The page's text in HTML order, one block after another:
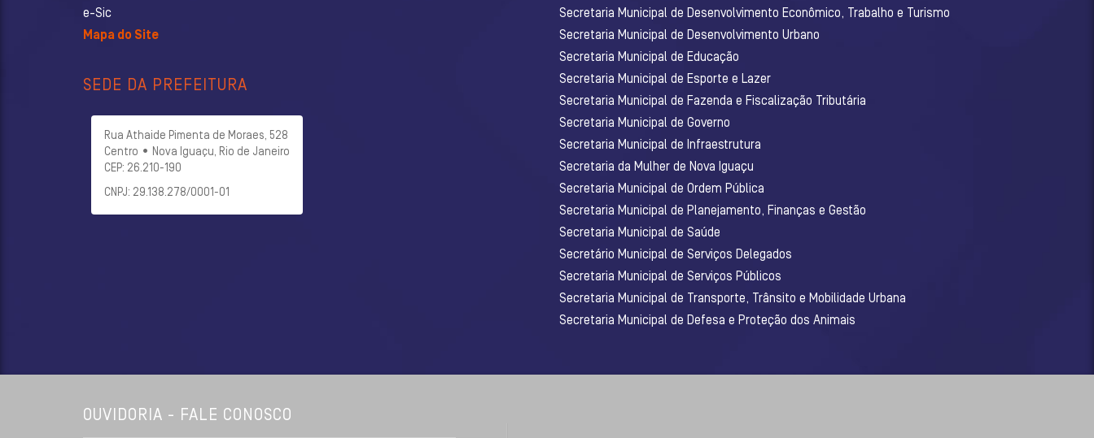
e-Sic
Mapa do Site
SEDE DA PREFEITURA
Rua Athaide Pimenta de Moraes, 528
Centro • Nova Iguaçu, Rio de Janeiro
CEP: 26.210-190
CNPJ: 29.138.278/0001-01
Secretaria Municipal de Desenvolvimento Econômico, Trabalho e Turismo
Secretaria Municipal de Desenvolvimento Urbano
Secretaria Municipal de Educação
Secretaria Municipal de Esporte e Lazer
Secretaria Municipal de Fazenda e Fiscalização Tributária
Secretaria Municipal de Governo
Secretaria Municipal de Infraestrutura
Secretaria da Mulher de Nova Iguaçu
Secretaria Municipal de Ordem Pública
Secretaria Municipal de Planejamento, Finanças e Gestão
Secretaria Municipal de Saúde
Secretário Municipal de Serviços Delegados
Secretaria Municipal de Serviços Públicos
Secretaria Municipal de Transporte, Trânsito e Mobilidade Urbana
Secretaria Municipal de Defesa e Proteção dos Animais
OUVIDORIA - FALE CONOSCO